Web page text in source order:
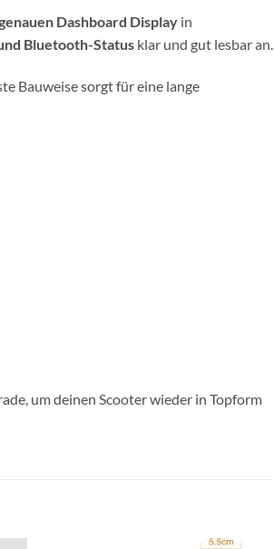
Dashboard Display in
Bluetooth-Status klar und gut lesbar an.
Bauweise sorgt für eine lange
um deinen Scooter wieder in Topform